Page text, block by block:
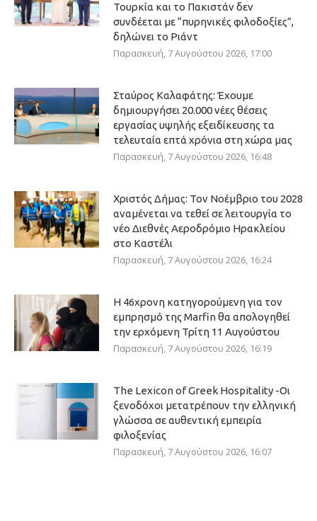
Τουρκία και το Πακιστάν δεν
συνδέεται με “πυρηνικές φιλοδοξίες”,
δηλώνει το Ριάντ
Παρασκευή, 7 Αυγούστου 2026, 17:00
Σταύρος Καλαφάτης: Έχουμε
δημιουργήσει 20.000 νέες θέσεις
εργασίας υψηλής εξειδίκευσης τα
τελευταία επτά χρόνια στη χώρα μας
Παρασκευή, 7 Αυγούστου 2026, 16:48
Χριστός Δήμας: Τον Νοέμβριο του 2028
αναμένεται να τεθεί σε λειτουργία το
νέο Διεθνές Αεροδρόμιο Ηρακλείου
στο Καστέλι
Παρασκευή, 7 Αυγούστου 2026, 16:24
Η 46χρονη κατηγορούμενη για τον
εμπρησμό της Marfin θα απολογηθεί
την ερχόμενη Τρίτη 11 Αυγούστου
Παρασκευή, 7 Αυγούστου 2026, 16:19
The Lexicon of Greek Hospitality -Οι
ξενοδόχοι μετατρέπουν την ελληνική
γλώσσα σε αυθεντική εμπειρία
φιλοξενίας
Παρασκευή, 7 Αυγούστου 2026, 16:07